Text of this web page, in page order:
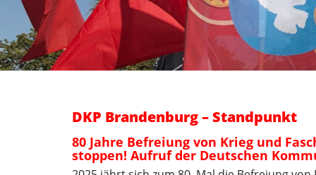
DKP Brandenburg – Standpunkt
80 Jahre Befreiung von Krieg und
stoppen! Aufruf der Deutschen